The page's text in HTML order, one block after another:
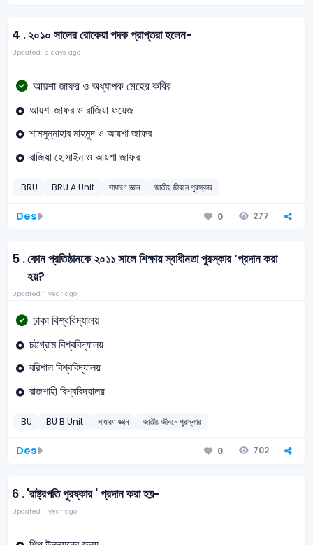
4 .২০১০ সালের রোকেয়া পদক প্রাপ্তরা হলেন-
Updated: 5 days ago
আয়শা জাফর ও অধ্যাপক মেহের কবির
আয়শা জাফর ও রাজিয়া ফয়েজ
শামসুন্নাহার মাহমুদ ও আয়শা জাফর
রাজিয়া হোসাইন ও আয়শা জাফর
BRU BRU A Unit সাধারণ জ্ঞান জাতীয় জীবনে পুরস্কার
Des 0 277
5 .কোন প্রতিষ্ঠানকে ২০১১ সালে শিক্ষায় স্বাধীনতা পুরস্কার ‘প্রদান করা
হয়?
Updated: 1 year ago
ঢাকা বিশ্ববিদ্যালয়
চট্টগ্রাম বিশ্ববিদ্যালয়
বরিশাল বিশ্ববিদ্যালয়
রাজশাহী বিশ্ববিদ্যালয়
BU BU B Unit সাধারণ জ্ঞান জাতীয় জীবনে পুরস্কার
Des 0 702
6 .'রাষ্ট্রপতি পুরষ্কার ' প্রদান করা হয়-
Updated: 1 year ago